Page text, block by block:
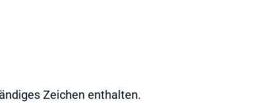
Zeichen enthalten.